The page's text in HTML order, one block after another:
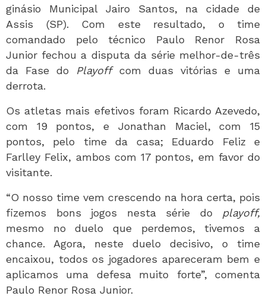
ginásio Municipal Jairo Santos, na cidade de
Assis (SP). Com este resultado, o time
comandado pelo técnico Paulo Renor Rosa
Junior fechou a disputa da série melhor-de-três
da Fase do Playoffcom duas vitórias e uma
derrota.
Os atletas mais efetivos foram Ricardo Azevedo,
com 19 pontos, e Jonathan Maciel, com 15
pontos, pelo time da casa; Eduardo Feliz e
Farlley Felix, ambos com 17 pontos, em favor do
visitante.
“O nosso time vem crescendo na hora certa, pois
fizemos bons jogos nesta série do playoff,
mesmo no duelo que perdemos, tivemos a
chance. Agora, neste duelo decisivo, o time
encaixou, todos os jogadores apareceram bem e
aplicamos uma defesa muito forte”, comenta
Paulo Renor Rosa Junior.